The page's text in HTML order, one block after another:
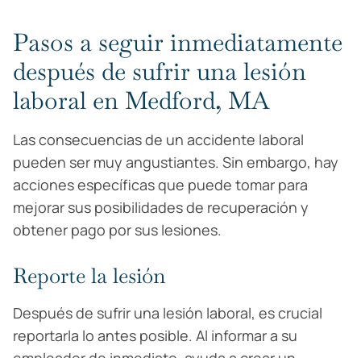
Pasos a seguir inmediatamente
después de sufrir una lesión
laboral en Medford, MA
Las consecuencias de un accidente laboral
pueden ser muy angustiantes. Sin embargo, hay
acciones específicas que puede tomar para
mejorar sus posibilidades de recuperación y
obtener pago por sus lesiones.
Reporte la lesión
Después de sufrir una lesión laboral, es crucial
reportarla lo antes posible. Al informar a su